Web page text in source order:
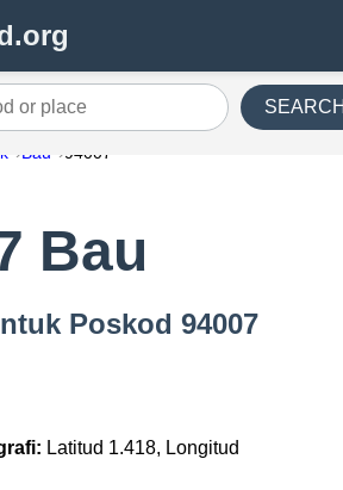
or place
Bau 94007
Bau
Poskod 94007
Latitud 1.418, Longitud